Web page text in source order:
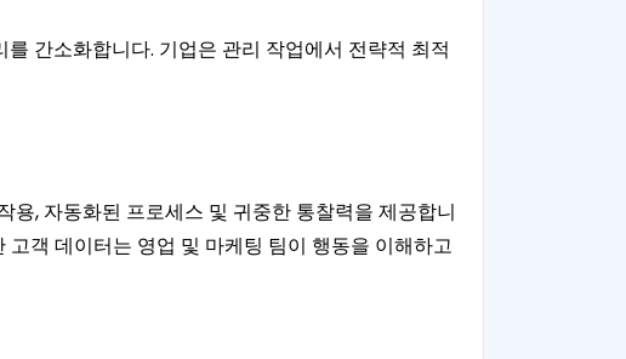
간소화합니다. 기업은 관리 작업에서 전략적 최적
용, 자동화된 프로세스 및 귀중한 통찰력을 제공합니
객 데이터는 영업 및 마케팅 팀이 행동을 이해하고